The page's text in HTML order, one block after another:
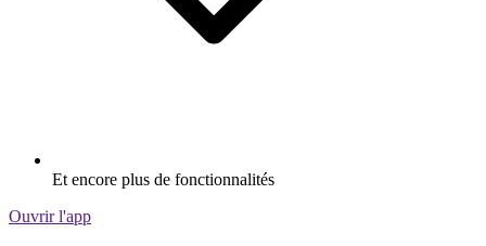
Et encore plus de fonctionnalités
Ouvrir l'app